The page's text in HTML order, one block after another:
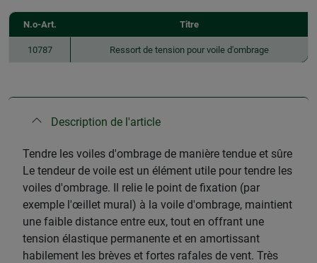
N.o-Art. Titre
10787 Ressort de tension pour voile d'ombrage
Description de l'article
Tendre les voiles d'ombrage de manière tendue et sûre
Le tendeur de voile est un élément utile pour tendre les
voiles d'ombrage. Il relie le point de fixation (par
exemple l'œillet mural) à la voile d'ombrage, maintient
une faible distance entre eux, tout en offrant une
tension élastique permanente et en amortissant
habilement les brèves et fortes rafales de vent. Très